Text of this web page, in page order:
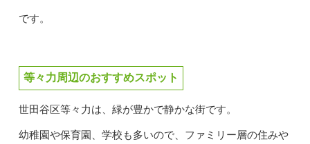
です。
等々力周辺のおすすめスポット
世田谷区等々力は、緑が豊かで静かな街です。
幼稚園や保育園、学校も多いので、ファミリー層の住みや